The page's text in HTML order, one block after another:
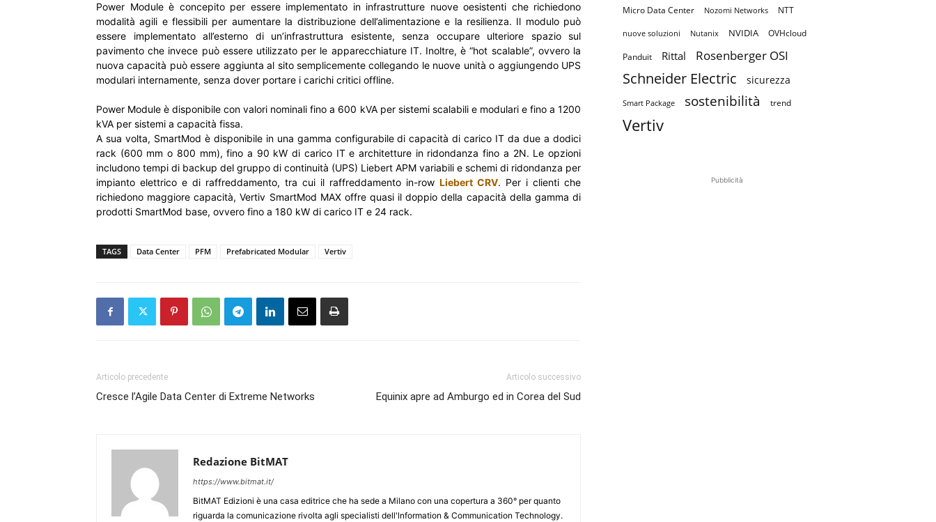
Power Module è concepito per essere implementato in infrastrutture nuove oesistenti che richiedono
modalità agili e flessibili per aumentare la distribuzione dell’alimentazione e la resilienza. Il modulo può
essere implementato all’esterno di un’infrastruttura esistente, senza occupare ulteriore spazio sul
pavimento che invece può essere utilizzato per le apparecchiature IT. Inoltre, è “hot scalable”, ovvero la
nuova capacità può essere aggiunta al sito semplicemente collegando le nuove unità o aggiungendo UPS
modulari internamente, senza dover portare i carichi critici offline.
Power Module è disponibile con valori nominali fino a 600 kVA per sistemi scalabili e modulari e fino a 1200
kVA per sistemi a capacità fissa.
A sua volta, SmartMod è disponibile in una gamma configurabile di capacità di carico IT da due a dodici
rack (600 mm o 800 mm), fino a 90 kW di carico IT e architetture in ridondanza fino a 2N. Le opzioni
includono tempi di backup del gruppo di continuità (UPS) Liebert APM variabili e schemi di ridondanza per
impianto elettrico e di raffreddamento, tra cui il raffreddamento in-row Liebert CRV. Per i clienti che
richiedono maggiore capacità, Vertiv SmartMod MAX offre quasi il doppio della capacità della gamma di
prodotti SmartMod base, ovvero fino a 180 kW di carico IT e 24 rack.
TAGS Data Center PFM Prefabricated Modular Vertiv
Articolo precedente
Cresce l’Agile Data Center di Extreme Networks
Articolo successivo
Equinix apre ad Amburgo ed in Corea del Sud
Redazione BitMAT
https://www.bitmat.it/
BitMAT Edizioni è una casa editrice che ha sede a Milano con una copertura a 360° per quanto
riguarda la comunicazione rivolta agli specialisti dell'lnformation & Communication Technology.
Micro Data Center
Nozomi Networks NTT
nuove soluzioni Nutanix NVIDIA
OVHcloud
Panduit
Rittal Rosenberger OSI
Schneider Electric sicurezza
Smart Package sostenibilità trend
Vertiv
Pubblicità